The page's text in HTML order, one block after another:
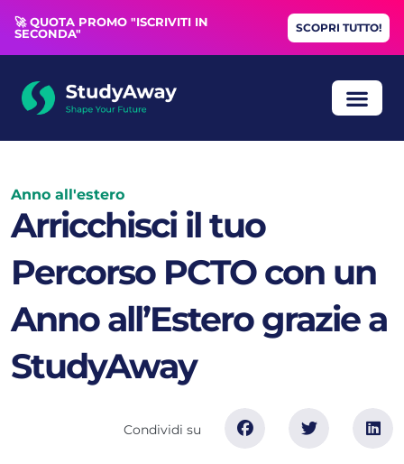
🚀 QUOTA PROMO "ISCRIVITI IN
SECONDA"
SCOPRI TUTTO!
Anno all'estero
Arricchisci il tuo
Percorso PCTO con un
Anno all’Estero grazie a
StudyAway